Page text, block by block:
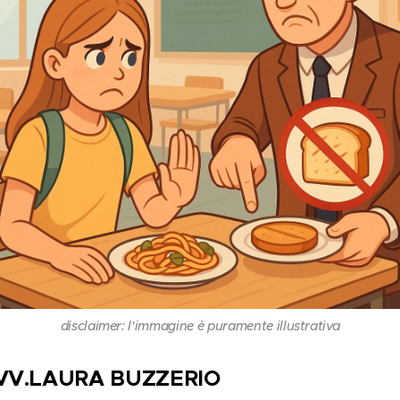
disclaimer: l'immagine è puramente illustrativa
BUZZERIO